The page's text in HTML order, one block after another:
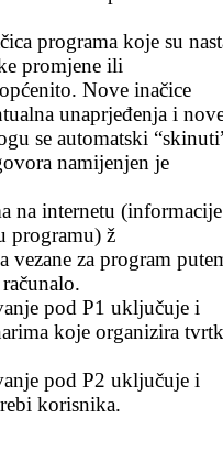
programa koje su
promjene ili
Nove inačice
unaprjeđenja i
se automatski
namijenjen je
na internetu
programu) ž
vezane za program
pod P1 uključuje i
koje organizira
pod P2 uključuje i
korisnika.